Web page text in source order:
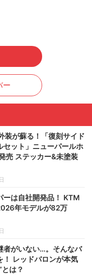
ー
装が蘇る！「復刻サイド
セット」ニューパールホ
売 ステッカー&未塗装
ーは自社開発品！ KTM
年モデルが82万
者がいない…。そんなバ
！ レッドバロンが本気
は？